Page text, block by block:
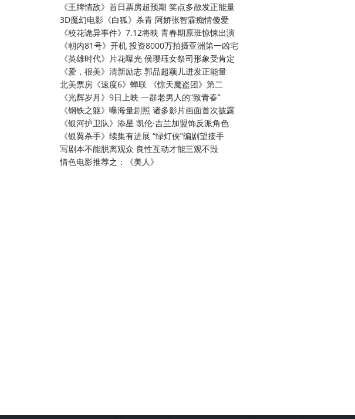
《王牌情敌》首日票房超预期 笑点多散发正能量
3D魔幻电影《白狐》杀青 阿娇张智霖痴情傻爱
《校花诡异事件》7.12将映 青春期原班惊悚出演
《朝内81号》开机 投资8000万拍摄亚洲第一凶宅
《英雄时代》片花曝光 侯璎珏女祭司形象受肯定
《爱，很美》清新励志 郭品超颖儿迸发正能量
北美票房《速度6》蝉联 《惊天魔盗团》第二
《光辉岁月》9日上映 一群老男人的“致青春”
《钢铁之躯》曝海量剧照 诸多影片画面首次披露
《银河护卫队》添星 凯伦·吉兰加盟饰反派角色
《银翼杀手》续集有进展 “绿灯侠”编剧望接手
写剧本不能脱离观众 良性互动才能三观不毁
情色电影推荐之：《美人》